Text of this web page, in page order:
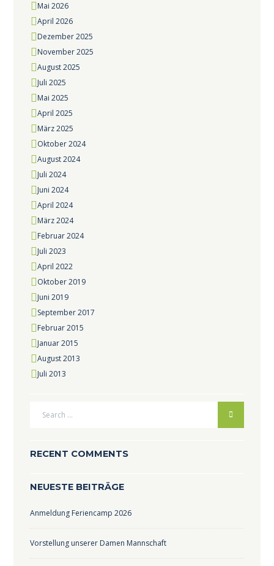
Mai 2026
April 2026
Dezember2025
November2025
August2025
Juli 2025
Mai 2025
April 2025
März2025
Oktober2024
August2024
Juli 2024
Juni 2024
April 2024
März2024
Februar2024
Juli 2023
April 2022
Oktober2019
Juni 2019
September2017
Februar2015
Januar2015
August2013
Juli 2013
RECENT COMMENTS
NEUESTE BEITRÄGE
Anmeldung Feriencamp 2026
Vorstellung unserer Damen Mannschaft